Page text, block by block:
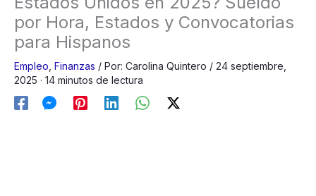
por Hora, Estados y Convocatorias
para Hispanos
Empleo Finanzas / Por: Carolina Quintero / 24 septiembre,
2025 · 14 minutos de lectura